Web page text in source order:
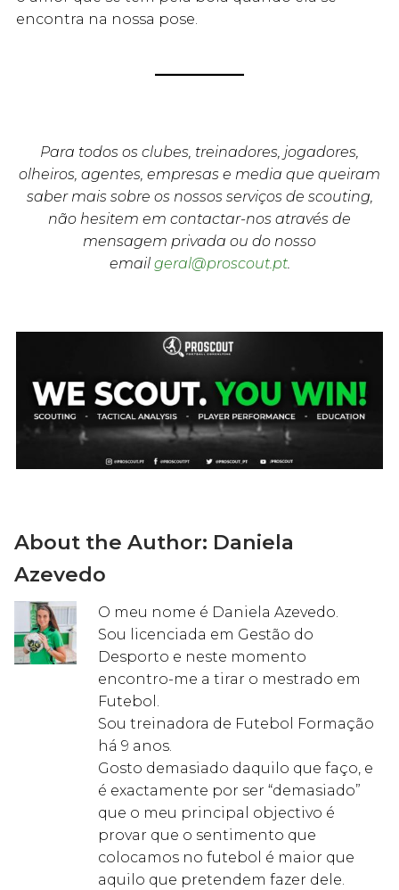
encontra na nossa pose.
Para todos os clubes, treinadores, jogadores,
olheiros, agentes, empresas e media que queiram
saber mais sobre os nossos serviços de scouting,
não hesitem em contactar-nos através de
mensagem privada ou do nosso
email geral@proscout.pt.
About the Author: Daniela
Azevedo
O meu nome é Daniela Azevedo.
Sou licenciada em Gestão do
Desporto e neste momento
encontro-me a tirar o mestrado em
Futebol.
Sou treinadora de Futebol Formação
há 9 anos.
Gosto demasiado daquilo que faço, e
é exactamente por ser “demasiado”
que o meu principal objectivo é
provar que o sentimento que
colocamos no futebol é maior que
aquilo que pretendem fazer dele.